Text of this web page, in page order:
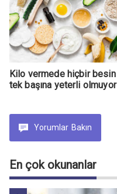
Kilo vermede hiçbir besin
tek başına yeterli olmuyor
Yorumlar Bakın
En çok okunanlar